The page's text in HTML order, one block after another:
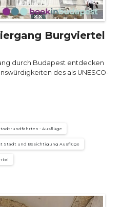
Burgviertel
durch Budapest entdecken
des als UNESCO-
- Ausflüge
Stadt und Besichtigung Ausflüge